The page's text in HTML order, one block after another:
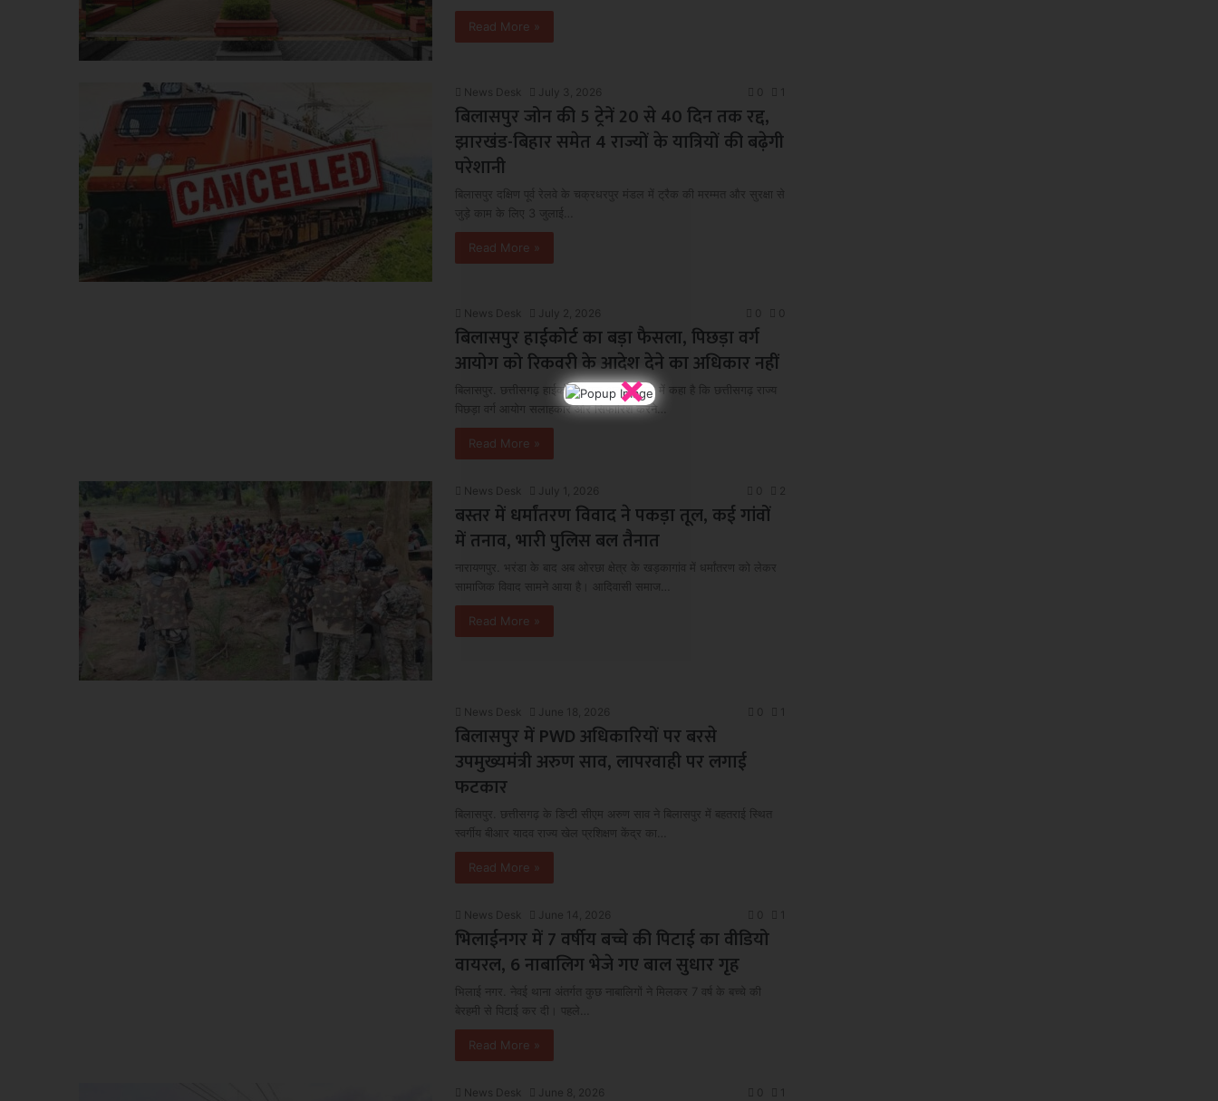
Read More »
News Desk July 3, 2026 0 1
बिलासपुर जोन की 5 ट्रेनें 20 से 40 दिन तक रद्द,
झारखंड-बिहार समेत 4 राज्यों के यात्रियों की बढ़ेगी
परेशानी
बिलासपुर दक्षिण पूर्व रेलवे के चक्रधरपुर मंडल में ट्रैक की मरम्मत और सुरक्षा से
जुड़े काम के लिए 3 जुलाई…
Read More »
News Desk July 2, 2026 0 0
बिलासपुर हाईकोर्ट का बड़ा फैसला, पिछड़ा वर्ग
आयोग को रिकवरी के आदेश देने का अधिकार नहीं
बिलासपुर. छत्तीसगढ़ हाईकोर्ट ने एक अहम फैसले में कहा है कि छत्तीसगढ़ राज्य
पिछड़ा वर्ग आयोग सलाहकार और सिफारिश करने…
Read More »
News Desk July 1, 2026 0 2
बस्तर में धर्मांतरण विवाद ने पकड़ा तूल, कई गांवों
में तनाव, भारी पुलिस बल तैनात
नारायणपुर. भरंडा के बाद अब ओरछा क्षेत्र के खड़कागांव में धर्मांतरण को लेकर
सामाजिक विवाद सामने आया है। आदिवासी समाज…
Read More »
News Desk June 18, 2026 0 1
बिलासपुर में PWD अधिकारियों पर बरसे
उपमुख्यमंत्री अरुण साव, लापरवाही पर लगाई
फटकार
बिलासपुर. छत्तीसगढ़ के डिप्टी सीएम अरुण साव ने बिलासपुर में बहतराई स्थित
स्वर्गीय बीआर यादव राज्य खेल प्रशिक्षण केंद्र का…
Read More »
News Desk June 14, 2026 0 1
भिलाईनगर में 7 वर्षीय बच्चे की पिटाई का वीडियो
वायरल, 6 नाबालिग भेजे गए बाल सुधार गृह
भिलाई नगर. नेवई थाना अंतर्गत कुछ नाबालिगों ने मिलकर 7 वर्ष के बच्चे की
बेरहमी से पिटाई कर दी। पहले…
Read More »
News Desk June 8, 2026 0 1
×